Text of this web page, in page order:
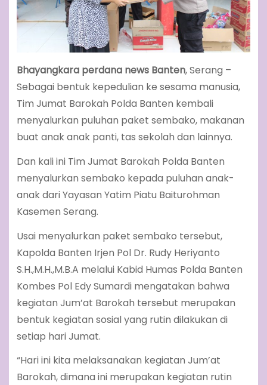
Bhayangkara perdana news Banten, Serang –
Sebagai bentuk kepedulian ke sesama manusia,
Tim Jumat Barokah Polda Banten kembali
menyalurkan puluhan paket sembako, makanan
buat anak anak panti, tas sekolah dan lainnya.
Dan kali ini Tim Jumat Barokah Polda Banten
menyalurkan sembako kepada puluhan anak-
anak dari Yayasan Yatim Piatu Baiturohman
Kasemen Serang.
Usai menyalurkan paket sembako tersebut,
Kapolda Banten Irjen Pol Dr. Rudy Heriyanto
S.H.,M.H.,M.B.A melalui Kabid Humas Polda Banten
Kombes Pol Edy Sumardi mengatakan bahwa
kegiatan Jum’at Barokah tersebut merupakan
bentuk kegiatan sosial yang rutin dilakukan di
setiap hari Jumat.
“Hari ini kita melaksanakan kegiatan Jum’at
Barokah, dimana ini merupakan kegiatan rutin